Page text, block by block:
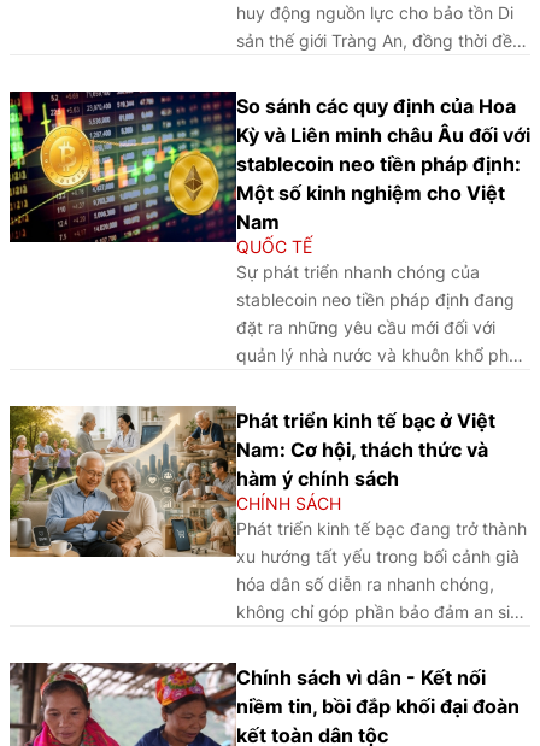
huy động nguồn lực cho bảo tồn Di
sản thế giới Tràng An, đồng thời đề
tải môi trường nhằm nâng cao hiệu
quả phát triển bền vững.
So sánh các quy định của Hoa
Kỳ và Liên minh châu Âu đối với
stablecoin neo tiền pháp định:
Một số kinh nghiệm cho Việt
Nam
QUỐC TẾ
Sự phát triển nhanh chóng của
stablecoin neo tiền pháp định đang
đặt ra những yêu cầu mới đối với
quản lý nhà nước và khuôn khổ pháp
kinh nghiệm quốc tế, bài viết làm rõ
các vấn đề pháp lý cốt lõi, đồng thời
đề xuất định hướng hoàn thiện pháp
luật về stablecoin tại Việt Nam.
Phát triển kinh tế bạc ở Việt
Nam: Cơ hội, thách thức và
hàm ý chính sách
CHÍNH SÁCH
Phát triển kinh tế bạc đang trở thành
xu hướng tất yếu trong bối cảnh già
hóa dân số diễn ra nhanh chóng,
không chỉ góp phần bảo đảm an sinh
trưởng mới cho Việt Nam trong thời
gian tới.
Chính sách vì dân - Kết nối
niềm tin, bồi đắp khối đại đoàn
kết toàn dân tộc